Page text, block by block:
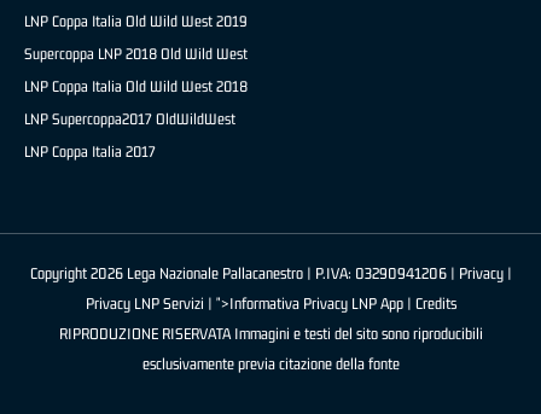
LNP Coppa Italia Old Wild West 2019
Supercoppa LNP 2018 Old Wild West
LNP Coppa Italia Old Wild West 2018
LNP Supercoppa2017 OldWildWest
LNP Coppa Italia 2017
Copyright 2026 Lega Nazionale Pallacanestro | P.IVA: 03290941206 | Privacy|
Privacy LNP Servizi | ">Informativa Privacy LNP App | Credits
RIPRODUZIONE RISERVATA Immagini e testi del sito sono riproducibili
esclusivamente previa citazione della fonte